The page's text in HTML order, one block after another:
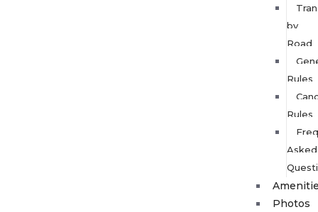
by
Road
Rules
Rules
Asked
Photos